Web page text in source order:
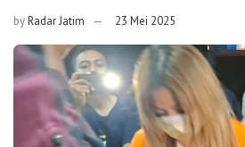
byRadar Jatim 23 Mei 2025